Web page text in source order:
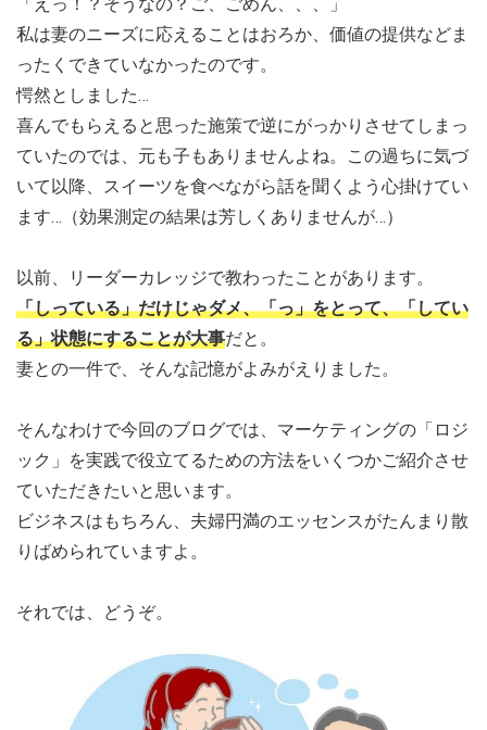
私は妻のニーズに応えることはおろか、価値の提供などま
ったくできていなかったのです。
愕然としました…
喜んでもらえると思った施策で逆にがっかりさせてしまっ
ていたのでは、元も子もありませんよね。この過ちに気づ
いて以降、スイーツを食べながら話を聞くよう心掛けてい
ます…（効果測定の結果は芳しくありませんが…）
以前、リーダーカレッジで教わったことがあります。
「しっている」だけじゃダメ、「っ」をとって、「してい
る」状態にすることが大事だと。
妻との一件で、そんな記憶がよみがえりました。
そんなわけで今回のブログでは、マーケティングの「ロジ
ック」を実践で役立てるための方法をいくつかご紹介させ
ていただきたいと思います。
ビジネスはもちろん、夫婦円満のエッセンスがたんまり散
りばめられていますよ。
それでは、どうぞ。